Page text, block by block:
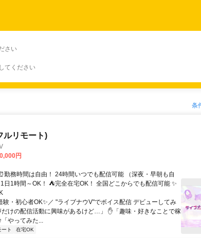
さい
てください
条
ルリモート)
円
勤務時間は自由！ 24時間いつでも配信可能 （深夜・早朝も自
日1時間～OK！ ⛺完全在宅OK！ 全国どこからでも配信可能 ✨
験・初心者OK✨／ "ライブナウV"でボイス配信 デビューしてみ
だけの配信活動に興味があるけど…」 ✋「趣味・好きなことで稼
やってみた...
ート 在宅OK